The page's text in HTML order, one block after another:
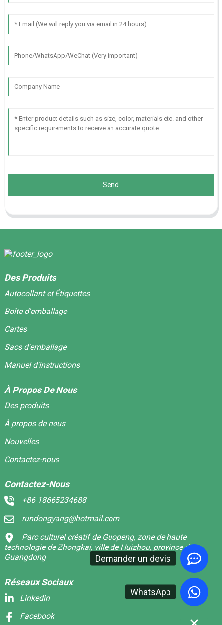
Demander un devis
WhatsApp
Send
Des Produits
Autocollant et Étiquettes
Boîte d'emballage
Cartes
Sacs d'emballage
Manuel d'instructions
À Propos De Nous
Des produits
À propos de nous
Nouvelles
Contactez-nous
Contactez-Nous
+86 18665234688
rundongyang@hotmail.com
Parc culturel créatif de Guopeng, zone de haute
technologie de Zhongkai, ville de Huizhou, province du
Guangdong
Réseaux Sociaux
Linkedin
Facebook